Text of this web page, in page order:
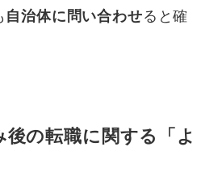
自治体に問い合わせると確
後の転職に関する「よ